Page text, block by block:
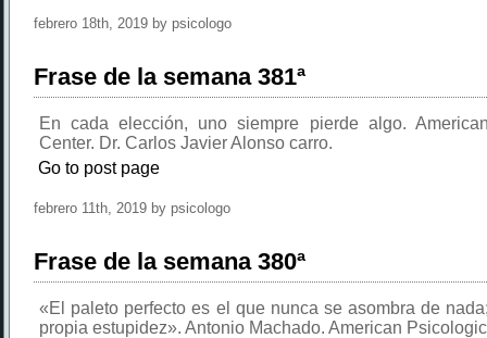
febrero 18th, 2019 by psicologo
Frase de la semana 381ª
En cada elección, uno siempre pierde algo.
Center. Dr. Carlos Javier Alonso carro.
Go to post page
febrero 11th, 2019 by psicologo
Frase de la semana 380ª
«El paleto perfecto es el que nunca se asombra de
propia estupidez». Antonio Machado. American